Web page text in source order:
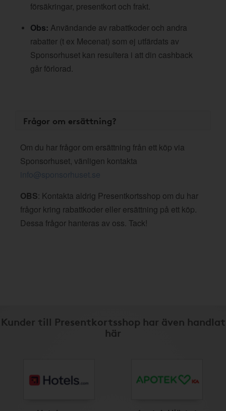
försäkringar, presentkort och frakt.
Obs: Användande av rabattkoder och andra
rabatter (t ex Mecenat) som ej utfärdats av
Sponsorhuset kan resultera i att din cashback
går förlorad.
Frågor om ersättning?
Om du har frågor om ersättning från ett köp via
Sponsorhuset, vänligen kontakta
info@sponsorhuset.se
OBS: Kontakta aldrig Presentkortsshop om du har
frågor kring rabattkoder eller ersättning på ett köp.
Dessa frågor hanteras av oss. Tack!
Kunder till Presentkortsshop har även handlat
här